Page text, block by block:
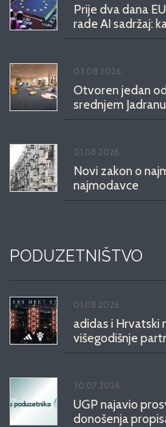
Prije dva dana
rade AI sadržaj:
03.08.2026.
Otvoren jedan
srednjem Jadranu
01.08.2026.
Novi zakon o
najmodavce
PODUZETNIŠTVO
01.08.2026.
adidas i Hrvatski
višegodišnje
30.07.2026.
UGP najavio
donošenja